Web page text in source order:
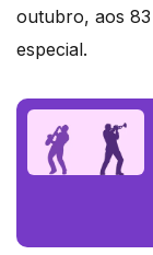
outubro, aos
especial.